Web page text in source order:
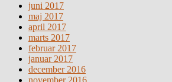
juni 2017
maj 2017
april 2017
marts 2017
februar 2017
januar 2017
december 2016
november 2016